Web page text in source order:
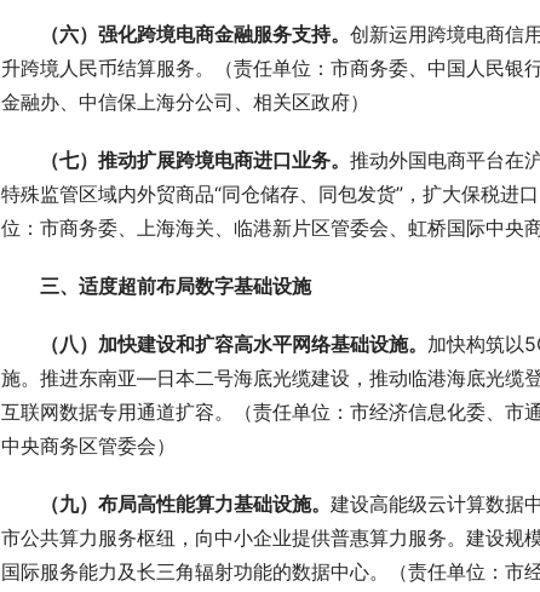
（六）强化跨境电商金融服务支持。 创新运用跨境电商信
升跨境人民币结算服务。（责任单位：市商务委、中国人民
金融办、中信保上海分公司、相关区政府）
（七）推动扩展跨境电商进口业务。 推动外国电商平台在
特殊监管区域内外贸商品“同仓储存、同包发货”，扩大保税进
位：市商务委、上海海关、临港新片区管委会、虹桥国际中央
三、适度超前布局数字基础设施
（八）加快建设和扩容高水平网络基础设施。 加快构筑以
施。推进东南亚—日本二号海底光缆建设，推动临港海底光缆
互联网数据专用通道扩容。（责任单位：市经济信息化委、市
中央商务区管委会）
（九）布局高性能算力基础设施。 建设高能级云计算数据
市公共算力服务枢纽，向中小企业提供普惠算力服务。建设规
国际服务能力及长三角辐射功能的数据中心。（责任单位：市